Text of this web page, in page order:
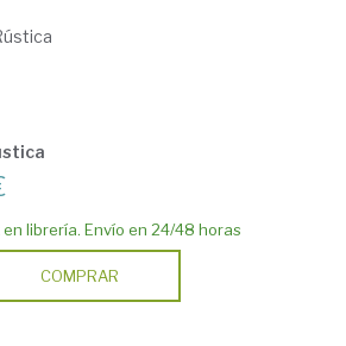
en librería. Envío en 24/48 horas
COMPRAR